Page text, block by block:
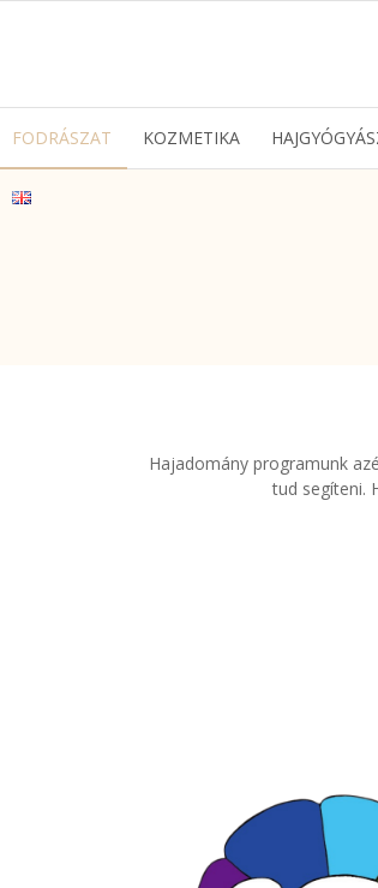
FODRÁSZAT KOZMETIKA
Hajadomány programunk
tud segíteni.